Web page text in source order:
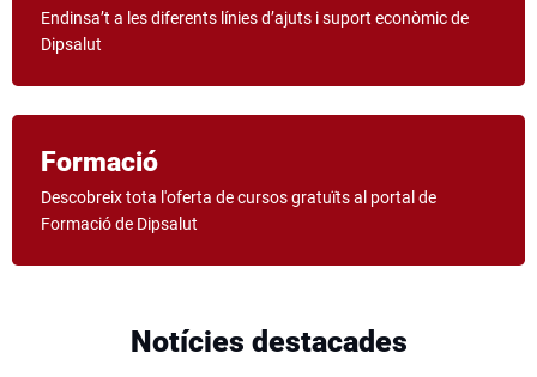
Arrenca el
Girostudi!
qual participaran unes quatre mil persones
Endinsa’t a les diferents línies d’ajuts i suport econòmic de
Dipsalut
Formació
Descobreix tota l'oferta de cursos gratuïts al portal de
Formació de Dipsalut
Notícies destacades